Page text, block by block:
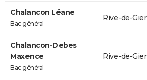
Chalancon Léane
Bac général
Rive-de-Gier
Chalancon-Debes
Maxence
Bac général
Rive-de-Gier